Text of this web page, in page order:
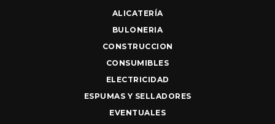
ALICATERÍA
BULONERIA
CONSTRUCCION
CONSUMIBLES
ELECTRICIDAD
ESPUMAS Y SELLADORES
EVENTUALES